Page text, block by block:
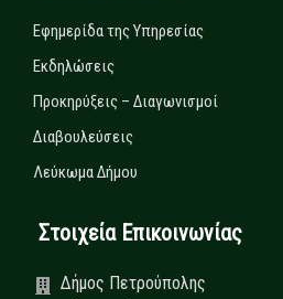
Εφημερίδα της Υπηρεσίας
Εκδηλώσεις
Προκηρύξεις – Διαγωνισμοί
Διαβουλεύσεις
Λεύκωμα Δήμου
Στοιχεία Επικοινωνίας
Δήμος Πετρούπολης